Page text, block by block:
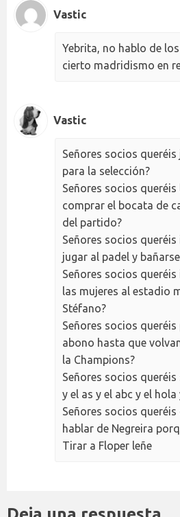
Vastic
Yebrita, no hablo de
cierto madridismo en
Vastic
Señores socios
para la selección?
Señores socios
comprar el bocata de
del partido?
Señores socios
jugar al padel y
Señores socios
las mujeres al estadio
Stéfano?
Señores socios
abono hasta que
la Champions?
Señores socios
y el as y el abc y el
Señores socios
hablar de Negreira
Tirar a Floper leñe